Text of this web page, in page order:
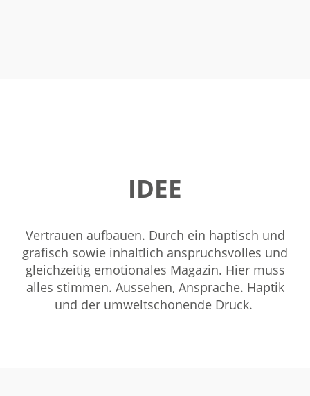
IDEE
Vertrauen aufbauen. Durch ein haptisch und
grafisch sowie inhaltlich anspruchsvolles und
gleichzeitig emotionales Magazin. Hier muss
alles stimmen. Aussehen, Ansprache. Haptik
und der umweltschonende Druck.